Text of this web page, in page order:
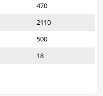
470
2110
500
18